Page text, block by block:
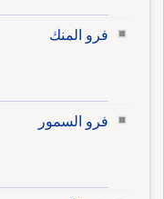
فرو المنك
فرو السمور